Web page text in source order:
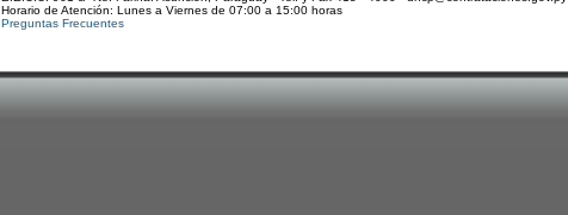
Horario de Atención: Lunes a Viernes de 07:00 a 15:00 horas
Preguntas Frecuentes